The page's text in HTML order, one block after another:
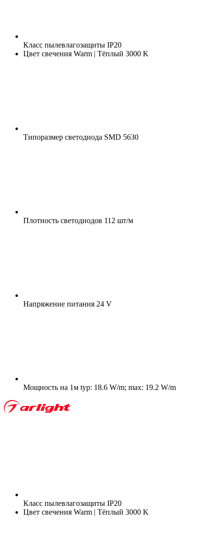
Класс пылевлагозащиты IP20
Цвет свечения Warm | Тёплый 3000 K
Типоразмер светодиода SMD 5630
Плотность светодиодов 112 шт/м
Напряжение питания 24 V
Мощность на 1м typ: 18.6 W/m; max: 19.2 W/m
Класс пылевлагозащиты IP20
Цвет свечения Warm | Тёплый 3000 K